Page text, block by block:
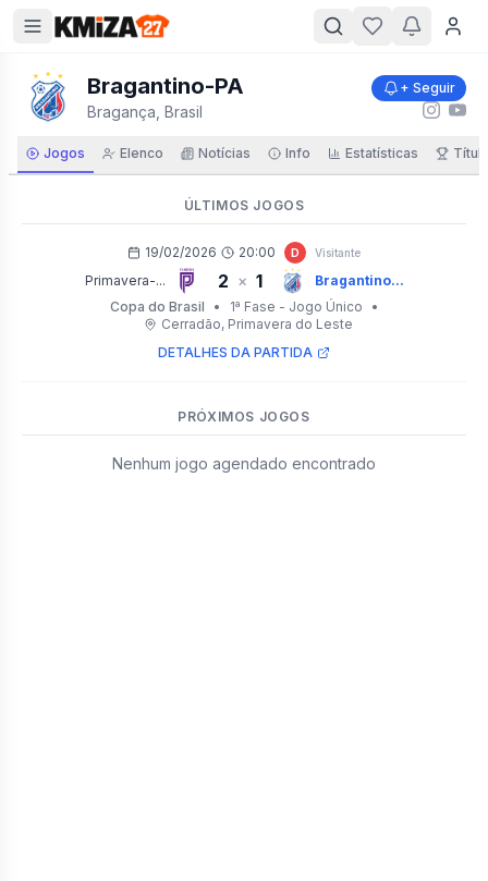
Bragantino-PA
Bragança, Brasil
+ Seguir
Jogos Elenco Notícias Info Estatísticas
ÚLTIMOS JOGOS
19/02/2026 20:00 D Visitante
Primavera-... 2 × 1
Bragantino...
Copa do Brasil
• 1ª Fase - Jogo Único
•
Cerradão, Primavera do Leste
DETALHES DA PARTIDA
PRÓXIMOS JOGOS
Nenhum jogo agendado encontrado